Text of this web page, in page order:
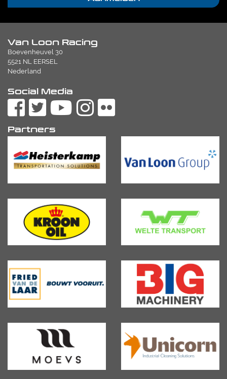
Van Loon Racing
Boevenheuvel 30
5521 NL EERSEL
Nederland
Social Media
Partners